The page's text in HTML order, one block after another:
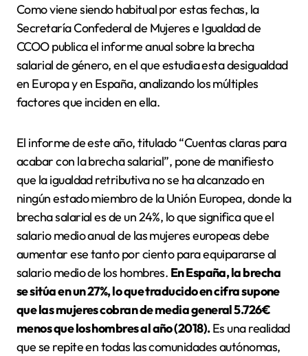
Como viene siendo habitual por estas fechas, la
Secretaría Confederal de Mujeres e Igualdad de
CCOO publica el informe anual sobre la brecha
salarial de género, en el que estudia esta desigualdad
en Europa y en España, analizando los múltiples
factores que inciden en ella.
El informe de este año, titulado “Cuentas claras para
acabar con la brecha salarial”, pone de manifiesto
que la igualdad retributiva no se ha alcanzado en
ningún estado miembro de la Unión Europea, donde la
brecha salarial es de un 24%, lo que significa que el
salario medio anual de las mujeres europeas debe
aumentar ese tanto por ciento para equipararse al
salario medio de los hombres. En España, la brecha
se sitúa en un 27%, lo que traducido en cifra supone
que las mujeres cobran de media general 5.726€
menos que los hombres al año (2018).Es una realidad
que se repite en todas las comunidades autónomas,